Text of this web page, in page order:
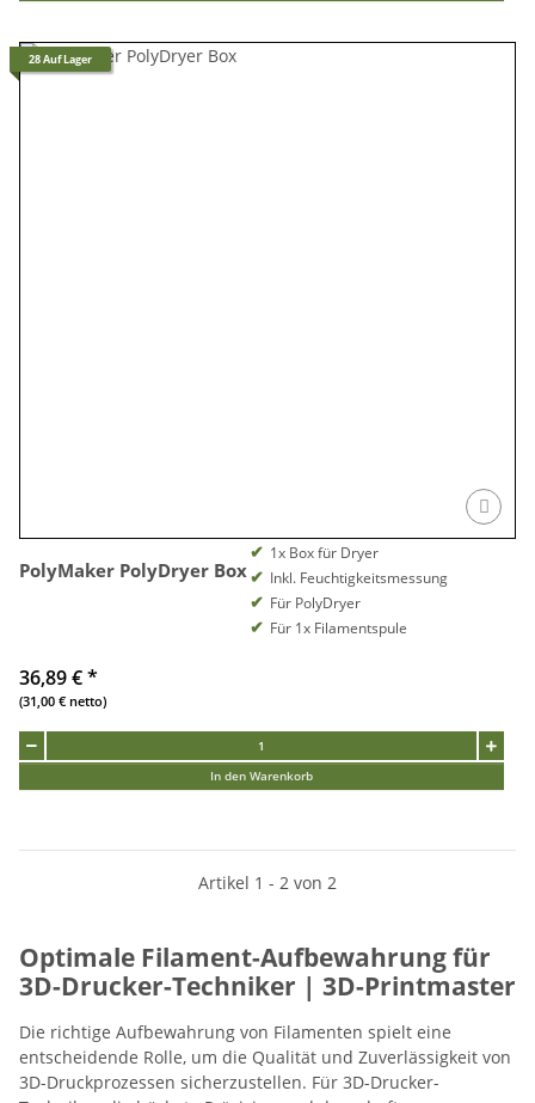
28 Auf Lager
PolyMaker PolyDryer Box
1x Box für Dryer
Inkl. Feuchtigkeitsmessung
Für PolyDryer
Für 1x Filamentspule
36,89 €*
(31,00 € netto)
In den Warenkorb
Artikel 1 - 2 von 2
Optimale Filament-Aufbewahrung für
3D-Drucker-Techniker | 3D-Printmaster
Die richtige Aufbewahrung von Filamenten spielt eine
entscheidende Rolle, um die Qualität und Zuverlässigkeit von
3D-Druckprozessen sicherzustellen. Für 3D-Drucker-